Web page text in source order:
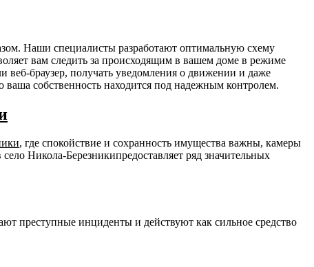
Наши специалисты разработают оптимальную схему
вам следить за происходящим в вашем доме в режиме
веб-браузер, получать уведомления о движении и даже
собственность находится под надежным контролем.
, где спокойствие и сохранность имущества важны, камеры
Никола-Березникипредоставляет ряд значительных
преступные инциденты и действуют как сильное средство